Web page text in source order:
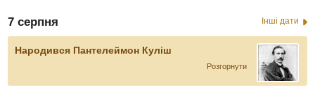
7 серпня Інші дати
Народився Пантелеймон Куліш
Розгорнути